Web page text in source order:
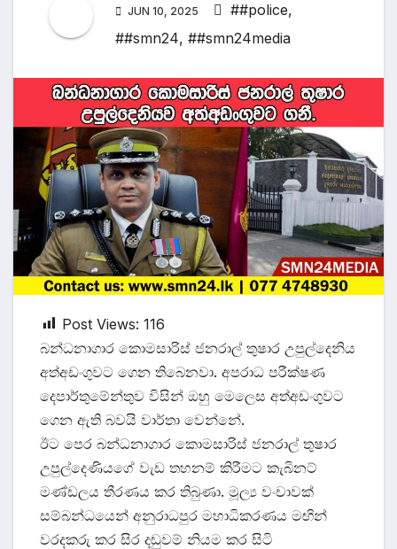
JUN 10, 2025 ##police,
##smn24, ##smn24media
Post Views: 116
බන්ධනාගාර කොමසාරිස් ජනරාල් තුෂාර උපුල්දෙනිය
අත්අඩංගුවට ගෙන තිබෙනවා. අපරාධ පරීක්ෂණ
දෙපාර්තුමේන්තුව විසින් ඔහු මෙලෙස අත්අඩංගුවට
ගෙන ඇති බවයි වාර්තා වෙන්නේ.
ඊට පෙර බන්ධනාගාර කොමසාරිස් ජනරාල් තුෂාර
උපුල්දෙණියගේ වැඩ තහනම් කිරීමට කැබිනට්
මණ්ඩලය තීරණය කර තිබුණා. මූල්‍ය වංචාවක්
සම්බන්ධයෙන් අනුරාධපුර මහාධිකරණය මඟින්
වරදකරු කර සිර දඬුවම් නියම කර සිටි